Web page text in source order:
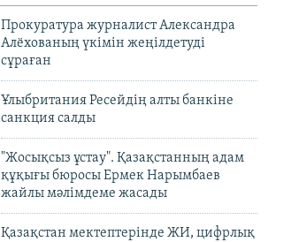
Прокуратура журналист Александра
Алёхованың үкімін жеңілдетуді
сұраған
Ұлыбритания Ресейдің алты банкіне
санкция салды
"Жосықсыз ұстау". Қазақстанның адам
құқығы бюросы Ермек Нарымбаев
жайлы мәлімдеме жасады
Қазақстан мектептерінде ЖИ, цифрлық